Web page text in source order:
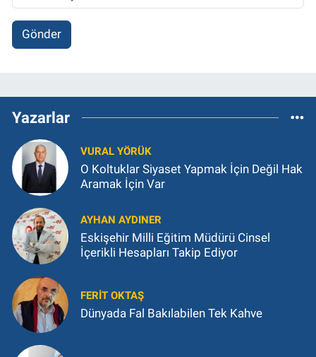
Gönder
Yazarlar
VURAL YÖRÜK
O Koltuklar Siyaset Yapmak İçin Değil Hak
Aramak İçin Var
AYHAN AYDINER
Eskişehir Milli Eğitim Müdürü Cinsel
İçerikli Hesapları Takip Ediyor
FERIT OKTAŞ
Dünyada Fal Bakılabilen Tek Kahve